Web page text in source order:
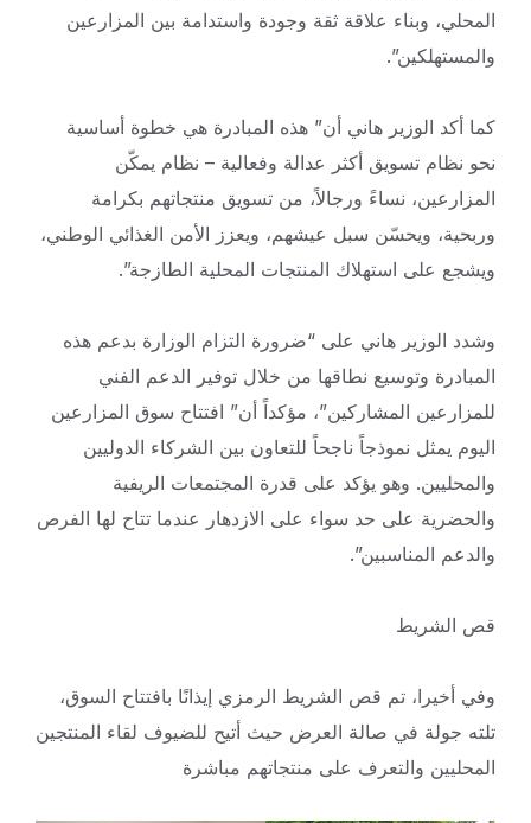
المحلي، وبناء علاقة ثقة وجودة واستدامة بين المزارعين
والمستهلكين”.
كما أكد الوزير هاني أن” هذه المبادرة هي خطوة أساسية
نحو نظام تسويق أكثر عدالة وفعالية – نظام يمكّن
المزارعين، نساءً ورجالاً، من تسويق منتجاتهم بكرامة
وربحية، ويحسّن سبل عيشهم، ويعزز الأمن الغذائي الوطني،
ويشجع على استهلاك المنتجات المحلية الطازجة”.
وشدد الوزير هاني على “ضرورة التزام الوزارة بدعم هذه
المبادرة وتوسيع نطاقها من خلال توفير الدعم الفني
للمزارعين المشاركين”، مؤكداً أن” افتتاح سوق المزارعين
اليوم يمثل نموذجاً ناجحاً للتعاون بين الشركاء الدوليين
والمحليين. وهو يؤكد على قدرة المجتمعات الريفية
والحضرية على حد سواء على الازدهار عندما تتاح لها الفرص
والدعم المناسبين”.
قص الشريط
‎وفي أخيرا، تم قص الشريط الرمزي إيذانًا بافتتاح السوق،
تلته جولة في صالة العرض حيث أتيح للضيوف لقاء المنتجين
المحليين والتعرف على منتجاتهم مباشرة